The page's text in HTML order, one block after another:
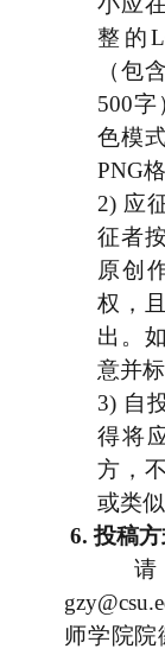
整的
（包
500字
色模
PNG
2) 应
征者
原创
权，
出。
意并
3) 自
得将
方，
或类
6.投稿
请将
师学院院